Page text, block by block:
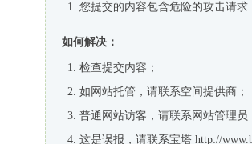
您提交的内容包含危险的攻击请求
如何解决：
检查提交内容；
如网站托管，请联系空间提供商；
普通网站访客，请联系网站管理员
这是误报，请联系宝塔 http://